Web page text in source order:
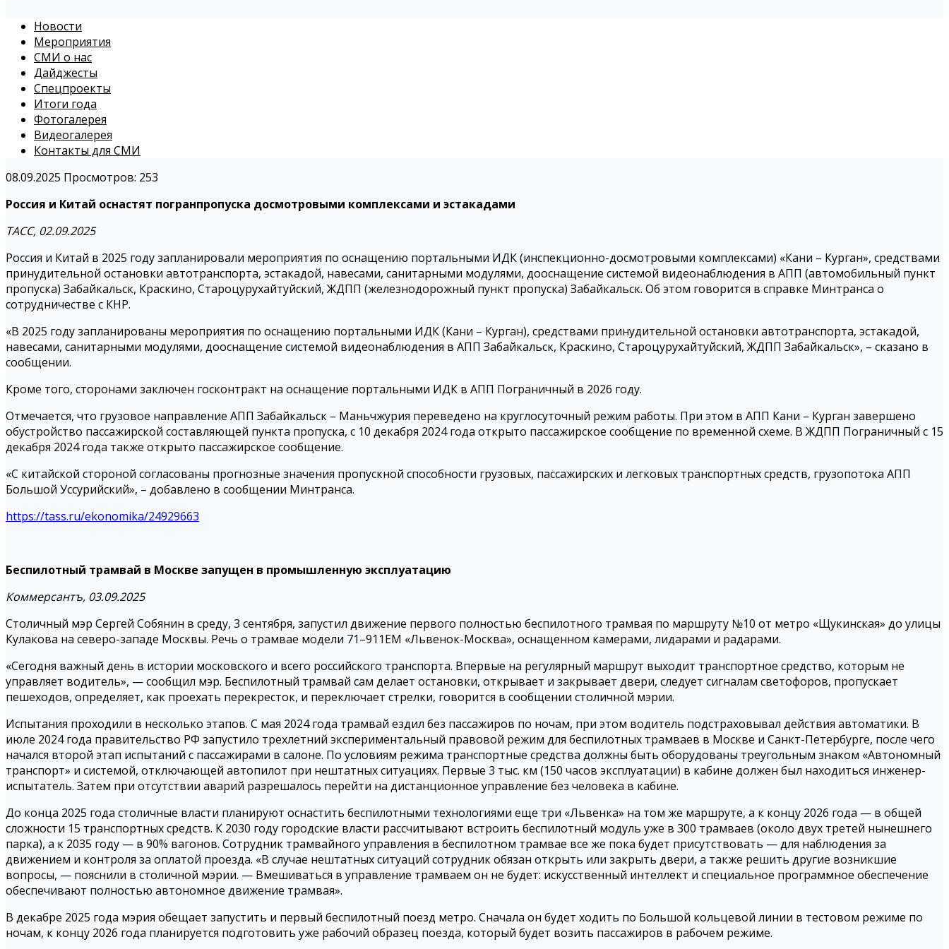
Новости
Мероприятия
СМИ о нас
Дайджесты
Спецпроекты
Итоги года
Фотогалерея
Видеогалерея
Контакты для СМИ
08.09.2025 Просмотров: 253
Россия и Китай оснастят погранпропуска досмотровыми комплексами и эстакадами
ТАСС, 02.09.2025
Россия и Китай в 2025 году запланировали мероприятия по оснащению портальными ИДК (инспекционно-досмотровыми комплексами) «Кани – Курган», средствами
принудительной остановки автотранспорта, эстакадой, навесами, санитарными модулями, дооснащение системой видеонаблюдения в АПП (автомобильный пункт
пропуска) Забайкальск, Краскино, Староцурухайтуйский, ЖДПП (железнодорожный пункт пропуска) Забайкальск. Об этом говорится в справке Минтранса о
сотрудничестве с КНР.
«В 2025 году запланированы мероприятия по оснащению портальными ИДК (Кани – Курган), средствами принудительной остановки автотранспорта, эстакадой,
навесами, санитарными модулями, дооснащение системой видеонаблюдения в АПП Забайкальск, Краскино, Староцурухайтуйский, ЖДПП Забайкальск», – сказано в
сообщении.
Кроме того, сторонами заключен госконтракт на оснащение портальными ИДК в АПП Пограничный в 2026 году.
Отмечается, что грузовое направление АПП Забайкальск – Маньчжурия переведено на круглосуточный режим работы. При этом в АПП Кани – Курган завершено
обустройство пассажирской составляющей пункта пропуска, с 10 декабря 2024 года открыто пассажирское сообщение по временной схеме. В ЖДПП Пограничный с 15
декабря 2024 года также открыто пассажирское сообщение.
«С китайской стороной согласованы прогнозные значения пропускной способности грузовых, пассажирских и легковых транспортных средств, грузопотока АПП
Большой Уссурийский», – добавлено в сообщении Минтранса.
https://tass.ru/ekonomika/24929663
Беспилотный трамвай в Москве запущен в промышленную эксплуатацию
Коммерсантъ, 03.09.2025
Столичный мэр Сергей Собянин в среду, 3 сентября, запустил движение первого полностью беспилотного трамвая по маршруту №10 от метро «Щукинская» до улицы
Кулакова на северо-западе Москвы. Речь о трамвае модели 71–911ЕМ «Львенок-Москва», оснащенном камерами, лидарами и радарами.
«Сегодня важный день в истории московского и всего российского транспорта. Впервые на регулярный маршрут выходит транспортное средство, которым не
управляет водитель», — сообщил мэр. Беспилотный трамвай сам делает остановки, открывает и закрывает двери, следует сигналам светофоров, пропускает
пешеходов, определяет, как проехать перекресток, и переключает стрелки, говорится в сообщении столичной мэрии.
Испытания проходили в несколько этапов. С мая 2024 года трамвай ездил без пассажиров по ночам, при этом водитель подстраховывал действия автоматики. В
июле 2024 года правительство РФ запустило трехлетний экспериментальный правовой режим для беспилотных трамваев в Москве и Санкт-Петербурге, после чего
начался второй этап испытаний с пассажирами в салоне. По условиям режима транспортные средства должны быть оборудованы треугольным знаком «Автономный
транспорт» и системой, отключающей автопилот при нештатных ситуациях. Первые 3 тыс. км (150 часов эксплуатации) в кабине должен был находиться инженер-
испытатель. Затем при отсутствии аварий разрешалось перейти на дистанционное управление без человека в кабине.
До конца 2025 года столичные власти планируют оснастить беспилотными технологиями еще три «Львенка» на том же маршруте, а к концу 2026 года — в общей
сложности 15 транспортных средств. К 2030 году городские власти рассчитывают встроить беспилотный модуль уже в 300 трамваев (около двух третей нынешнего
парка), а к 2035 году — в 90% вагонов. Сотрудник трамвайного управления в беспилотном трамвае все же пока будет присутствовать — для наблюдения за
движением и контроля за оплатой проезда. «В случае нештатных ситуаций сотрудник обязан открыть или закрыть двери, а также решить другие возникшие
вопросы, — пояснили в столичной мэрии. — Вмешиваться в управление трамваем он не будет: искусственный интеллект и специальное программное обеспечение
обеспечивают полностью автономное движение трамвая».
В декабре 2025 года мэрия обещает запустить и первый беспилотный поезд метро. Сначала он будет ходить по Большой кольцевой линии в тестовом режиме по
ночам, к концу 2026 года планируется подготовить уже рабочий образец поезда, который будет возить пассажиров в рабочем режиме.